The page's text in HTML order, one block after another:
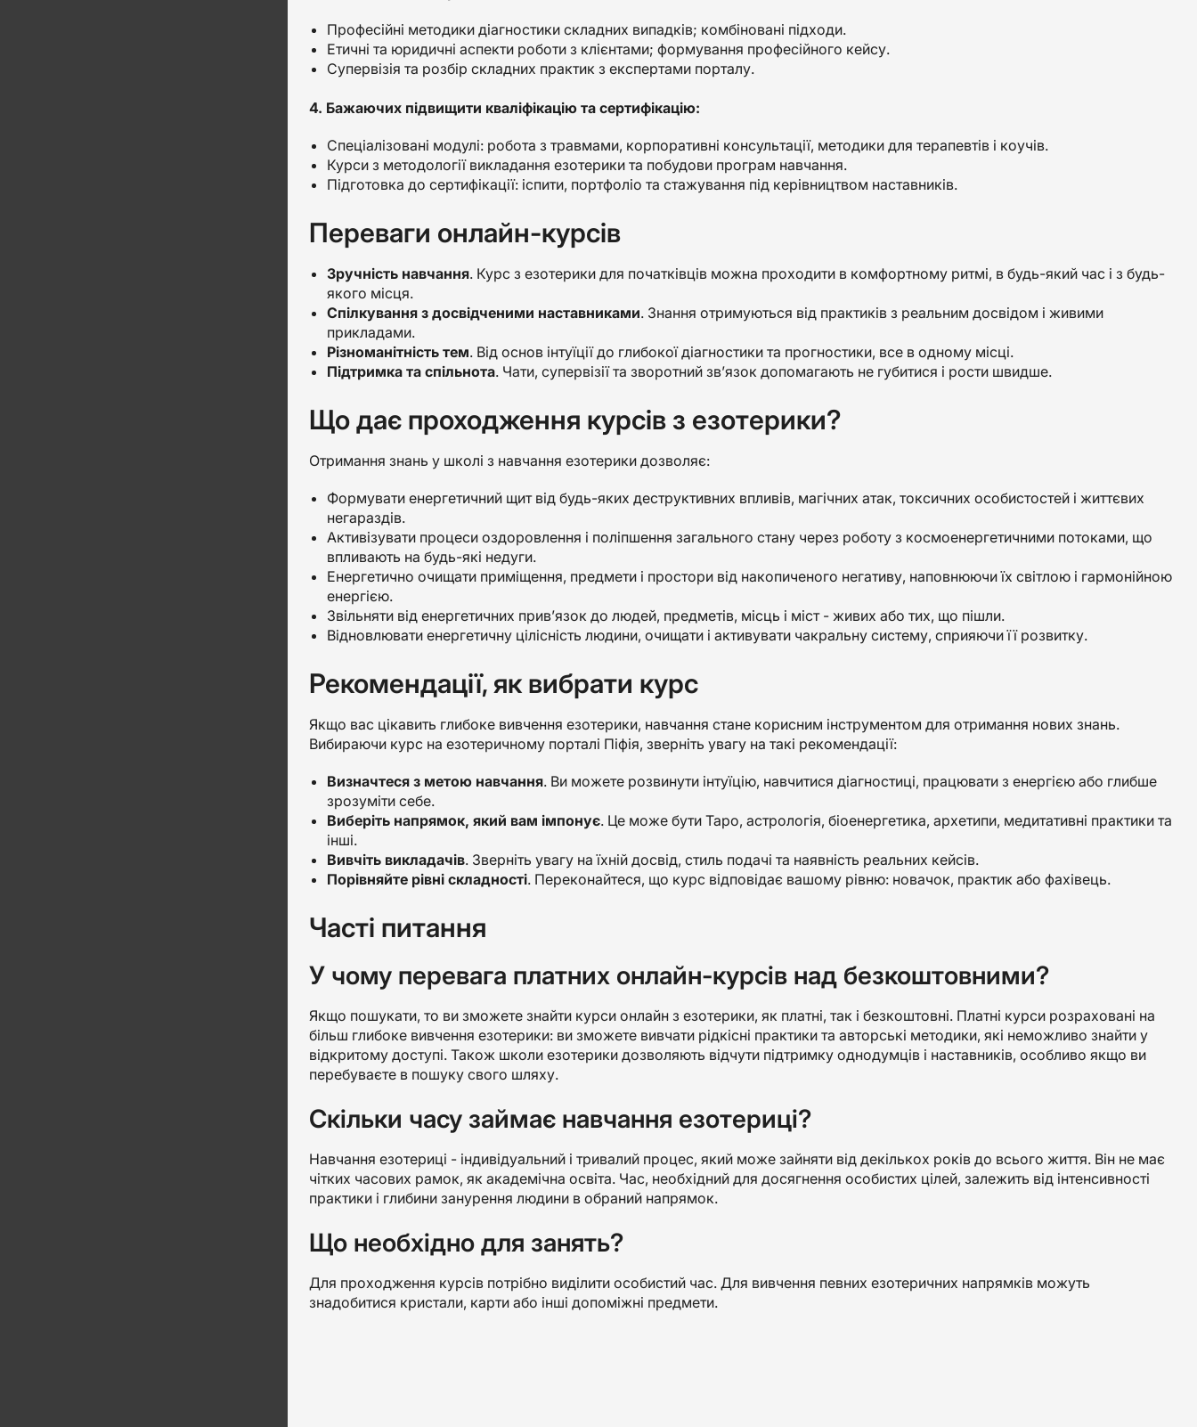
Професійні методики діагностики складних випадків; комбіновані підходи.
Етичні та юридичні аспекти роботи з клієнтами; формування професійного кейсу.
Супервізія та розбір складних практик з експертами порталу.
4. Бажаючих підвищити кваліфікацію та сертифікацію:
Спеціалізовані модулі: робота з травмами, корпоративні консультації, методики для терапевтів і коучів.
Курси з методології викладання езотерики та побудови програм навчання.
Підготовка до сертифікації: іспити, портфоліо та стажування під керівництвом наставників.
Переваги онлайн-курсів
Зручність навчання. Курс з езотерики для початківців можна проходити в комфортному ритмі, в будь-який час і з будь-
якого місця.
Спілкування з досвідченими наставниками. Знання отримуються від практиків з реальним досвідом і живими
прикладами.
Різноманітність тем. Від основ інтуїції до глибокої діагностики та прогностики, все в одному місці.
Підтримка та спільнота. Чати, супервізії та зворотний зв’язок допомагають не губитися і рости швидше.
Що дає проходження курсів з езотерики?
Отримання знань у школі з навчання езотерики дозволяє:
Формувати енергетичний щит від будь-яких деструктивних впливів, магічних атак, токсичних особистостей і життєвих
негараздів.
Активізувати процеси оздоровлення і поліпшення загального стану через роботу з космоенергетичними потоками, що
впливають на будь-які недуги.
Енергетично очищати приміщення, предмети і простори від накопиченого негативу, наповнюючи їх світлою і гармонійною
енергією.
Звільняти від енергетичних прив’язок до людей, предметів, місць і міст - живих або тих, що пішли.
Відновлювати енергетичну цілісність людини, очищати і активувати чакральну систему, сприяючи її розвитку.
Рекомендації, як вибрати курс
Якщо вас цікавить глибоке вивчення езотерики, навчання стане корисним інструментом для отримання нових знань.
Вибираючи курс на езотеричному порталі Піфія, зверніть увагу на такі рекомендації:
Визначтеся з метою навчання. Ви можете розвинути інтуїцію, навчитися діагностиці, працювати з енергією або глибше
зрозуміти себе.
Виберіть напрямок, який вам імпонує. Це може бути Таро, астрологія, біоенергетика, архетипи, медитативні практики та
інші.
Вивчіть викладачів. Зверніть увагу на їхній досвід, стиль подачі та наявність реальних кейсів.
Порівняйте рівні складності. Переконайтеся, що курс відповідає вашому рівню: новачок, практик або фахівець.
Часті питання
У чому перевага платних онлайн-курсів над безкоштовними?
Якщо пошукати, то ви зможете знайти курси онлайн з езотерики, як платні, так і безкоштовні. Платні курси розраховані на
більш глибоке вивчення езотерики: ви зможете вивчати рідкісні практики та авторські методики, які неможливо знайти у
відкритому доступі. Також школи езотерики дозволяють відчути підтримку однодумців і наставників, особливо якщо ви
перебуваєте в пошуку свого шляху.
Скільки часу займає навчання езотериці?
Навчання езотериці - індивідуальний і тривалий процес, який може зайняти від декількох років до всього життя. Він не має
чітких часових рамок, як академічна освіта. Час, необхідний для досягнення особистих цілей, залежить від інтенсивності
практики і глибини занурення людини в обраний напрямок.
Що необхідно для занять?
Для проходження курсів потрібно виділити особистий час. Для вивчення певних езотеричних напрямків можуть
знадобитися кристали, карти або інші допоміжні предмети.